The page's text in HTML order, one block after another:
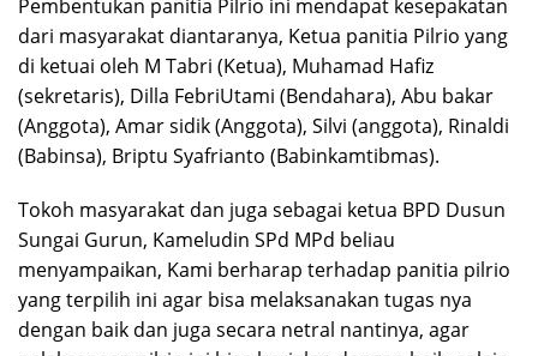
Pembentukan panitia Pilrio ini mendapat kesepakatan
dari masyarakat diantaranya, Ketua panitia Pilrio yang
di ketuai oleh M Tabri (Ketua), Muhamad Hafiz
(sekretaris), Dilla FebriUtami (Bendahara), Abu bakar
(Anggota), Amar sidik (Anggota), Silvi (anggota), Rinaldi
(Babinsa), Briptu Syafrianto (Babinkamtibmas).
Tokoh masyarakat dan juga sebagai ketua BPD Dusun
Sungai Gurun, Kameludin SPd MPd beliau
menyampaikan, Kami berharap terhadap panitia pilrio
yang terpilih ini agar bisa melaksanakan tugas nya
dengan baik dan juga secara netral nantinya, agar